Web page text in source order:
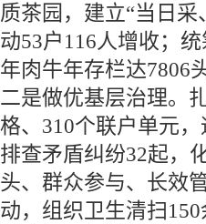
质茶园，建立“当日
动53户116人增收；
年肉牛年存栏达7806
二是做优基层治理。
格、310个联户单元
排查矛盾纠纷32起，
头、群众参与、长效
动，组织卫生清扫